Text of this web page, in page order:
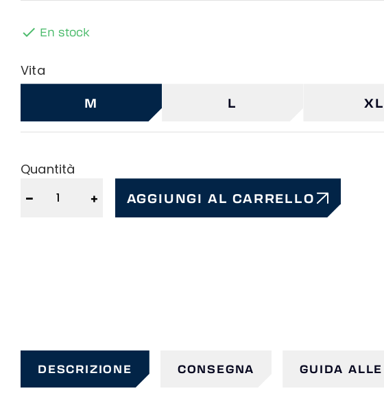
 En stock
Vita
M L XL
Quantità
− + AGGIUNGI AL CARRELLO
DESCRIZIONE CONSEGNA GUIDA